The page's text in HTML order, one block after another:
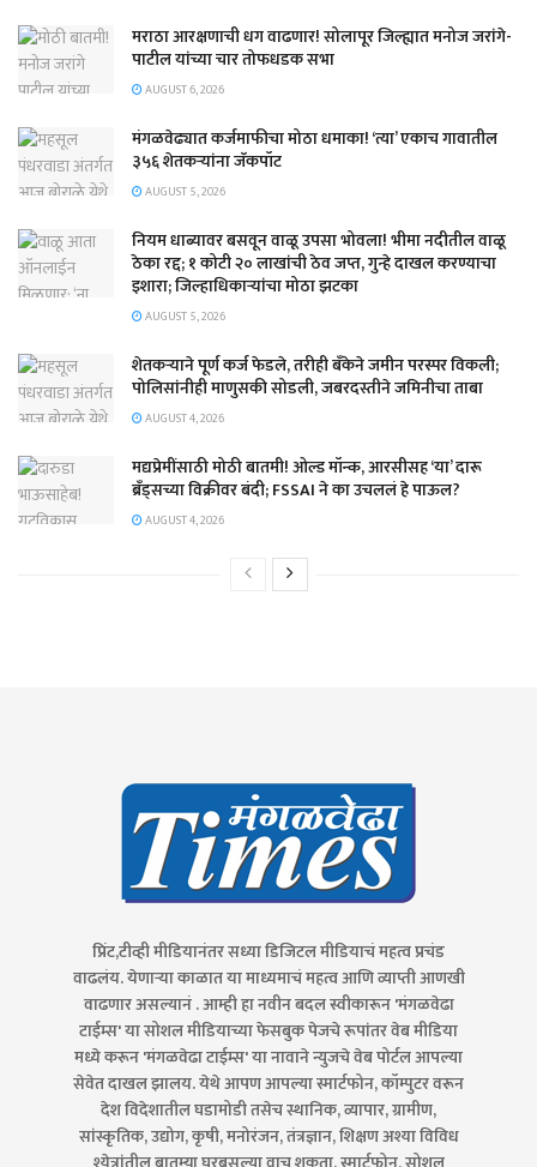
मराठा आरक्षणाची धग वाढणार! सोलापूर जिल्ह्यात मनोज जरांगे-
पाटील यांच्या चार तोफधडक सभा
AUGUST 6, 2026
मंगळवेढ्यात कर्जमाफीचा मोठा धमाका! ‘त्या’ एकाच गावातील
३५६ शेतकऱ्यांना जॅकपॉट
AUGUST 5, 2026
नियम धाब्यावर बसवून वाळू उपसा भोवला! भीमा नदीतील वाळू
ठेका रद्द; १ कोटी २० लाखांची ठेव जप्त, गुन्हे दाखल करण्याचा
इशारा; जिल्हाधिकाऱ्यांचा मोठा झटका
AUGUST 5, 2026
शेतकऱ्याने पूर्ण कर्ज फेडले, तरीही बँकेने जमीन परस्पर विकली;
पोलिसांनीही माणुसकी सोडली, जबरदस्तीने जमिनीचा ताबा
AUGUST 4, 2026
मद्यप्रेमींसाठी मोठी बातमी! ओल्ड मॉन्क, आरसीसह ‘या’ दारू
ब्रँड्सच्या विक्रीवर बंदी; FSSAI ने का उचललं हे पाऊल?
AUGUST 4, 2026
प्रिंट,टीव्ही मीडियानंतर सध्या डिजिटल मीडियाचं महत्व प्रचंड
वाढलंय. येणाऱ्या काळात या माध्यमाचं महत्व आणि व्याप्ती आणखी
वाढणार असल्यानं . आम्ही हा नवीन बदल स्वीकारून 'मंगळवेढा
टाईम्स' या सोशल मीडियाच्या फेसबुक पेजचे रूपांतर वेब मीडिया
मध्ये करून 'मंगळवेढा टाईम्स' या नावाने न्युजचे वेब पोर्टल आपल्या
सेवेत दाखल झालय. येथे आपण आपल्या स्मार्टफोन, कॉम्पुटर वरून
देश विदेशातील घडामोडी तसेच स्थानिक, व्यापार, ग्रामीण,
सांस्कृतिक, उद्योग, कृषी, मनोरंजन, तंत्रज्ञान, शिक्षण अश्या विविध